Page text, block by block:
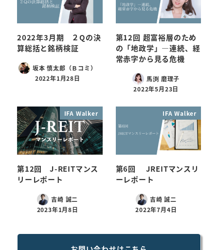
2022年3月期 ２Qの決
算総括と銘柄検証
坂本 慎太郎（Ｂコミ）
2022年1月28日
第12回 超富裕層のため
の「地政学」―連続、経
常赤字から見る危機
馬渕 磨理子
2022年5月23日
IFA Walker
第12回 J-REITマンス
リーレポート
吉崎 誠二
2023年1月8日
IFA Walker
第6回 JREITマンスリ
ーレポート
吉崎 誠二
2022年7月4日